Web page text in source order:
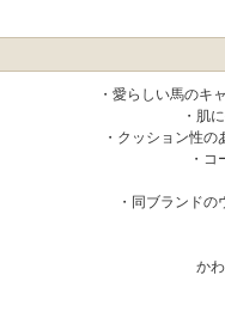
・愛らしい馬のキ
・肌
・クッション性
・
・同ブランド
か